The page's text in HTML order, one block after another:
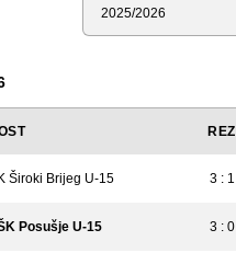
REZ
Široki Brijeg U-15 3 : 1
Posušje U-15 3 : 0